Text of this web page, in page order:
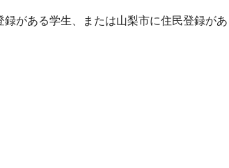
がある学生、または山梨市に住民登録が